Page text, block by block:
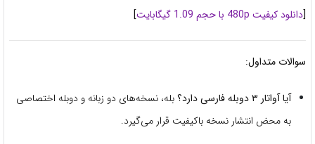
[دانلود کیفیت 480p با حجم 1.09 گیگابایت ]
سوالات متداول:
آیا آواتار ۳ دوبله فارسی دارد؟
بله، نسخه‌های دو زبانه و دوبله اختصاصی
به محض انتشار نسخه باکیفیت قرار می‌گیرد.